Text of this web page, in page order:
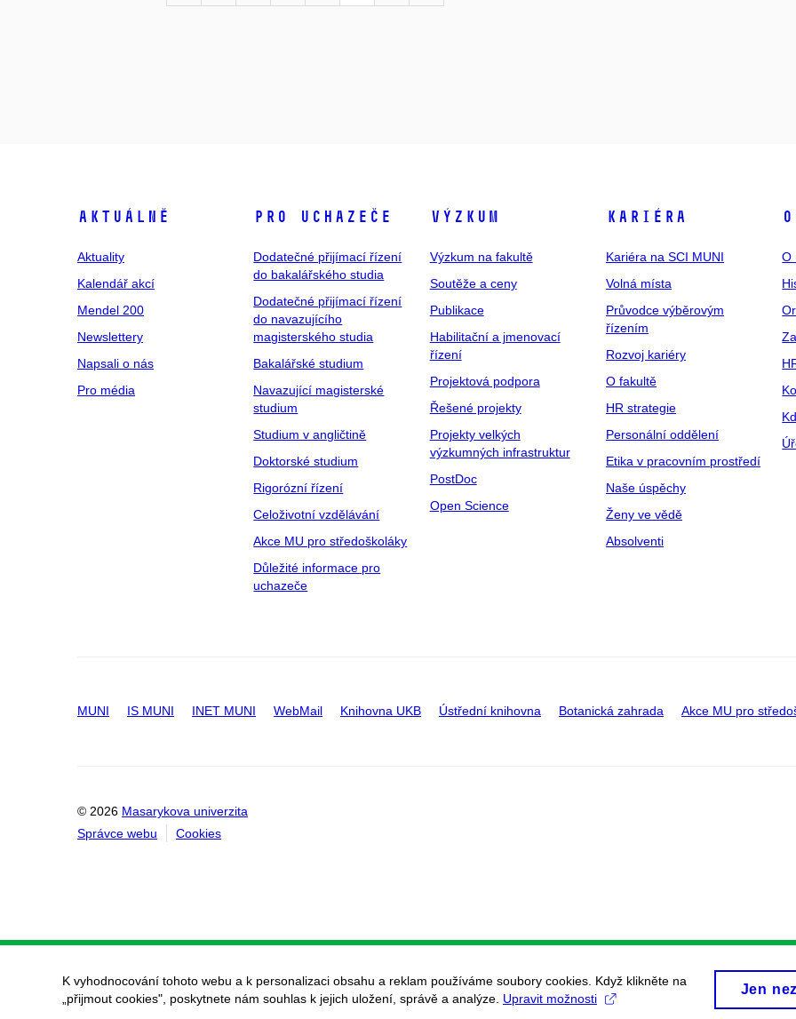
Aktuálně
Aktuality
Kalendář akcí
Mendel 200
Newslettery
Napsali o nás
Pro média
Pro uchazeče
Dodatečné přijímací řízení
do bakalářského studia
Dodatečné přijímací řízení
do navazujícího
magisterského studia
Bakalářské studium
Navazující magisterské
studium
Studium v angličtině
Doktorské studium
Rigorózní řízení
Celoživotní vzdělávání
Akce MU pro středoškoláky
Důležité informace pro
uchazeče
Výzkum
Výzkum na fakultě
Soutěže a ceny
Publikace
Habilitační a jmenovací
řízení
Projektová podpora
Řešené projekty
Projekty velkých
výzkumných infrastruktur
PostDoc
Open Science
Kariéra
Kariéra na SCI MUNI
Volná místa
Průvodce výběrovým
řízením
Rozvoj kariéry
O fakultě
HR strategie
Personální oddělení
Etika v pracovním prostředí
Naše úspěchy
Ženy ve vědě
Absolventi
O
MUNI IS MUNI INET MUNI WebMail Knihovna UKB Ústřední knihovna Botanická zahrada Akce MU pro
© 2026 Masarykova univerzita
Správce webu
Cookies
K vyhodnocování tohoto webu a k personalizaci obsahu a reklam používáme soubory cookies. Když klikněte na
„přijmout cookies", poskytnete nám souhlas k jejich uložení, správě a analýze. Upravit možnosti
Jen